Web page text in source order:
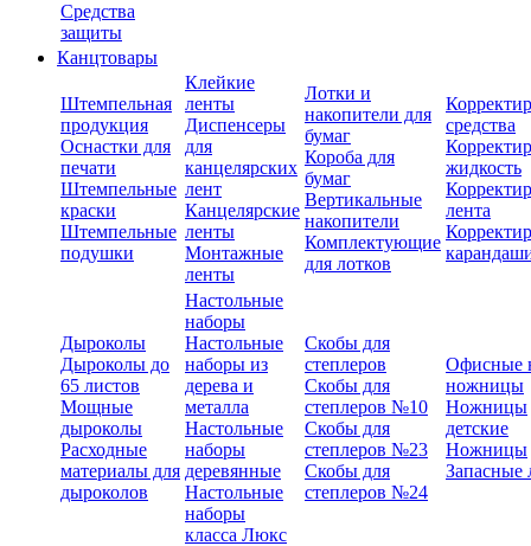
Средства
защиты
Канцтовары
Штемпельная
продукция
Оснастки для
печати
Штемпельные
краски
Штемпельные
подушки
Клейкие
ленты
Диспенсеры
для
канцелярских
лент
Канцелярские
ленты
Монтажные
ленты
Лотки и
накопители для
бумаг
Короба для
бумаг
Вертикальные
накопители
Комплектующие
для лотков
средства
жидкость
лента
Дыроколы
Дыроколы до
65 листов
Мощные
дыроколы
Расходные
материалы для
дыроколов
Настольные
наборы
Настольные
наборы из
дерева и
металла
Настольные
наборы
деревянные
Настольные
наборы
класса Люкс
Скобы для
степлеров
Скобы для
степлеров №10
Скобы для
степлеров №23
Скобы для
степлеров №24
Офисные
ножницы
Ножницы
детские
Ножницы
Запасные